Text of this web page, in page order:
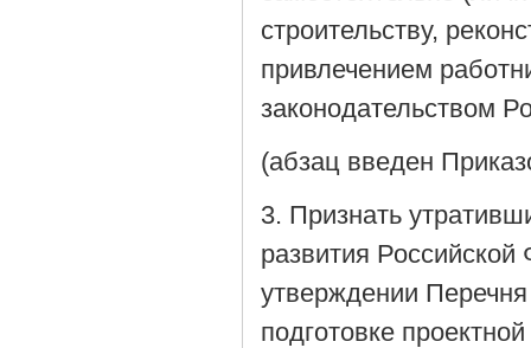
строительству,
привлечением
законодательством
(абзац введен
3. Признать
развития
утверждении
подготовке